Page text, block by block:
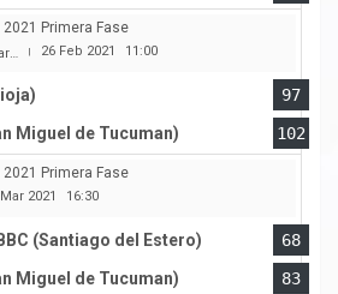
Primera Fase
| 26 Feb 2021 11:00
97
Miguel de Tucuman)
102
Primera Fase
2021 16:30
(Santiago del Estero)
68
Miguel de Tucuman)
83